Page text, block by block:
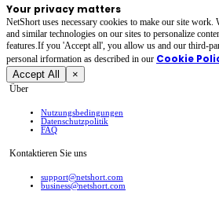
Your privacy matters
NetShort uses necessary cookies to make our site work.
and similar technologies on our sites to personalize
features.If you 'Accept all', you allow us and our third-
personal irformation as described in our Cookie
Accept All ×
Über
Nutzungsbedingungen
Datenschutzpolitik
FAQ
Kontaktieren Sie uns
support@netshort.com
business@netshort.com